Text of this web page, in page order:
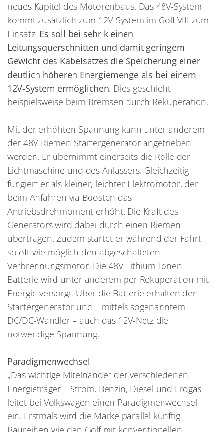
neues Kapitel des Motorenbaus. Das 48V-System
kommt zusätzlich zum 12V-System im Golf VIII zum
Einsatz. Es soll bei sehr kleinen
Leitungsquerschnitten und damit geringem
Gewicht des Kabelsatzes die Speicherung einer
deutlich höheren Energiemenge als bei einem
12V-System ermöglichen. Dies geschieht
beispielsweise beim Bremsen durch Rekuperation.
Mit der erhöhten Spannung kann unter anderem
der 48V-Riemen-Startergenerator angetrieben
werden. Er übernimmt einerseits die Rolle der
Lichtmaschine und des Anlassers. Gleichzeitig
fungiert er als kleiner, leichter Elektromotor, der
beim Anfahren via Boosten das
Antriebsdrehmoment erhöht. Die Kraft des
Generators wird dabei durch einen Riemen
übertragen. Zudem startet er während der Fahrt
so oft wie möglich den abgeschalteten
Verbrennungsmotor. Die 48V-Lithium-Ionen-
Batterie wird unter anderem per Rekuperation mit
Energie versorgt. Über die Batterie erhalten der
Startergenerator und – mittels sogenanntem
DC/DC-Wandler – auch das 12V-Netz die
notwendige Spannung.
Paradigmenwechsel
„Das wichtige Miteinander der verschiedenen
Energieträger – Strom, Benzin, Diesel und Erdgas –
leitet bei Volkswagen einen Paradigmenwechsel
ein. Erstmals wird die Marke parallel künftig